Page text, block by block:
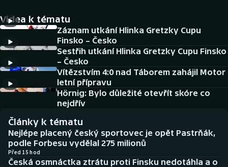
Cyklistika
DALŠÍ SPORTY
Americký fotbal
Baseball a softbal
Basketbal
Biatlon
NEPŘEHLÉDNĚTE
Historické návraty
Aplikace ČT sport
Videa k tématu
Záznam utkání Hlinka Gretzky Cupu
Finsko – Česko
Sestřih utkání Hlinka Gretzky Cupu Finsko
– Česko
Vítězstvím 4:0 nad Táborem zahájil Motor
letní přípravu
Hörnig: Bylo důležité otevřít skóre co
nejdřív
Články k tématu
Nejlépe placený český sportovec je opět Pastrňák,
podle Forbesu vydělal 275 milionů
Před 15 hod
Česká osmnáctka ztrátu proti Finsku nedotáhla a o